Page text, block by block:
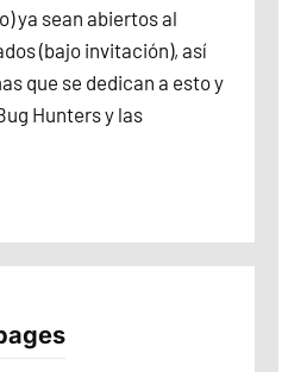
ya sean abiertos al
(bajo invitación), así
que se dedican a esto y
Hunters y las